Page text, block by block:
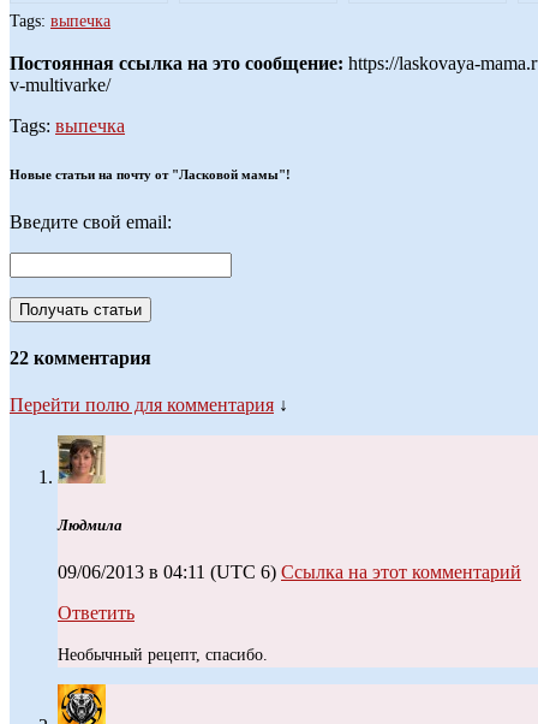
МУЛЬТИВАРКЕ
Tags: выпечка
Постоянная ссылка на это сообщение: https://laskovaya-
v-multivarke/
Tags: выпечка
Новые статьи на почту от "Ласковой мамы"!
Введите свой email:
22 комментария
Перейти полю для комментария ↓
Людмила
09/06/2013 в 04:11 (UTC 6) Ссылка на этот комментарий
Ответить
Необычный рецепт, спасибо.